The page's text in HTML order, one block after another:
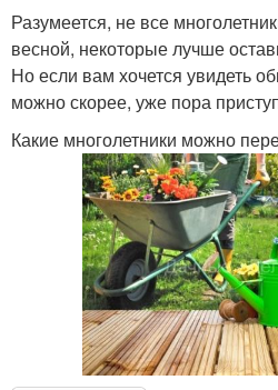
Разумеется, не все
весной, некоторые лучше
Но если вам хочется увидеть
можно скорее, уже пора
Какие многолетники можно